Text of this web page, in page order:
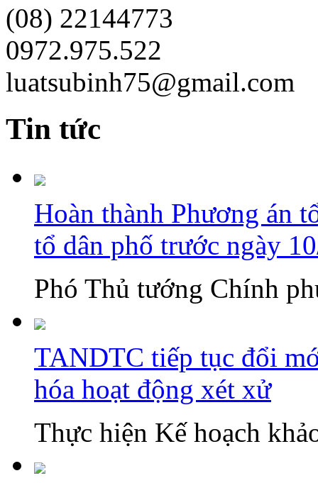
(08) 22144773
0972.975.522
luatsubinh75@gmail.com
Tin tức
Hoàn thành Phương án
tổ dân phố trước ngày
Phó Thủ tướng Chính
TANDTC tiếp tục đổi
hóa hoạt động xét xử
Thực hiện Kế hoạch